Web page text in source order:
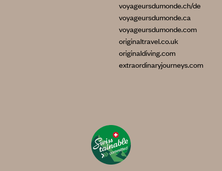
voyageursdumonde.ch/de
voyageursdumonde.ca
voyageursdumonde.com
originaltravel.co.uk
originaldiving.com
extraordinaryjourneys.com